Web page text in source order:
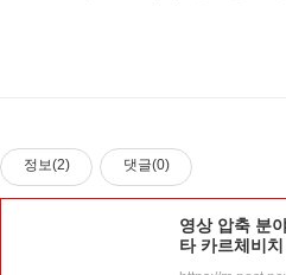
정보(2) 댓글(0)
영상 압축 분
타 카르체비